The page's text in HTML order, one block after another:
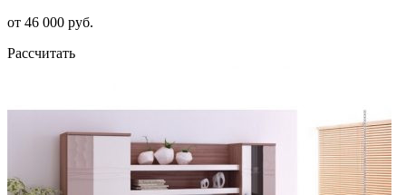
от 46 000 руб.
Рассчитать